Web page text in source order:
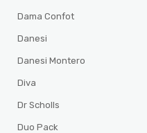
Dama Confot
Danesi
Danesi Montero
Diva
Dr Scholls
Duo Pack